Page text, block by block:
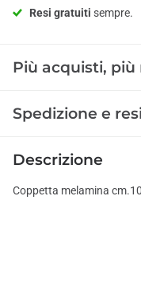
Resi gratuiti sempre.
Più acquisti, più
Spedizione e
Descrizione
Coppetta melamina